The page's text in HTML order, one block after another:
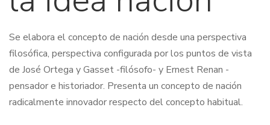
Se elabora el concepto de nación desde una perspectiva
filosófica, perspectiva configurada por los puntos de vista
de José Ortega y Gasset -filósofo- y Ernest Renan -
pensador e historiador. Presenta un concepto de nación
radicalmente innovador respecto del concepto habitual.